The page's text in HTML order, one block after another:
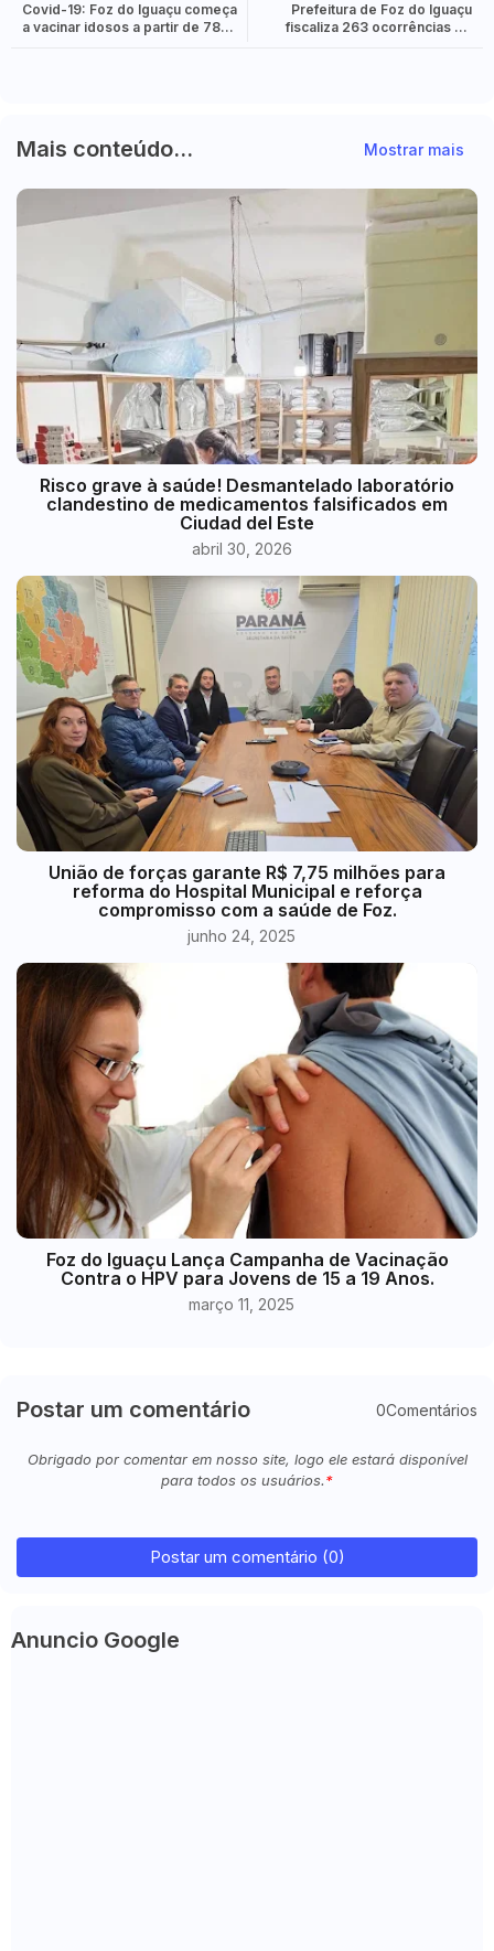
Prefeitura de Foz do Iguaçu
fiscaliza 263 ocorrências de
Covid-19: Foz do Iguaçu começa
a vacinar idosos a partir de 78
Mais conteúdo... Mostrar mais
Risco grave à saúde! Desmantelado laboratório
clandestino de medicamentos falsificados em
Ciudad del Este
abril 30, 2026
União de forças garante R$ 7,75 milhões para
reforma do Hospital Municipal e reforça
compromisso com a saúde de Foz.
junho 24, 2025
Foz do Iguaçu Lança Campanha de Vacinação
Contra o HPV para Jovens de 15 a 19 Anos.
março 11, 2025
Postar um comentário 0Comentários
Obrigado por comentar em nosso site, logo ele estará disponível
para todos os usuários.
Postar um comentário (0)
Anuncio Google